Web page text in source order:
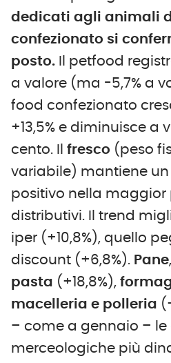
dedicati agli animali
confezionato si
posto.
Il petfood
a valore (ma -5,7% a
food confezionato
+13,5% e diminuisce a
cento. Il fresco (peso
variabile) mantiene
positivo nella maggior
distributivi. Il trend
iper (+10,8%), quello
discount (+6,8%). Pane,
pasta (+18,8%),
macelleria e polleria
– come a gennaio – le
merceologiche più